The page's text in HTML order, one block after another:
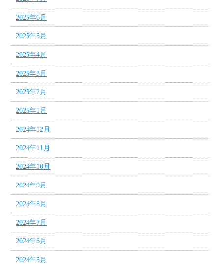
2025年6月
2025年5月
2025年4月
2025年3月
2025年2月
2025年1月
2024年12月
2024年11月
2024年10月
2024年9月
2024年8月
2024年7月
2024年6月
2024年5月